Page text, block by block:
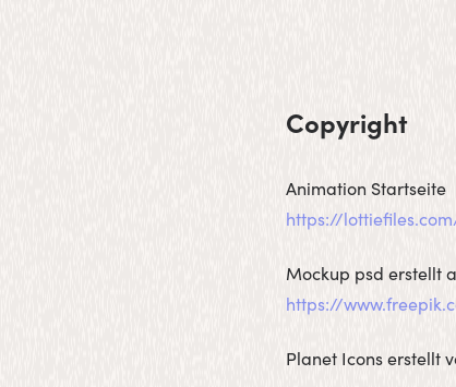
Copyright
Animation Startseite
https://
Mockup psd erstellt
https://
Planet Icons erstellt